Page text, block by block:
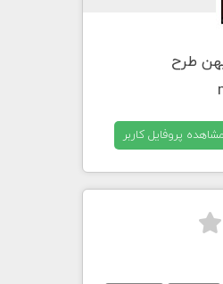
طرح
مشاهده پروفایل کاربر